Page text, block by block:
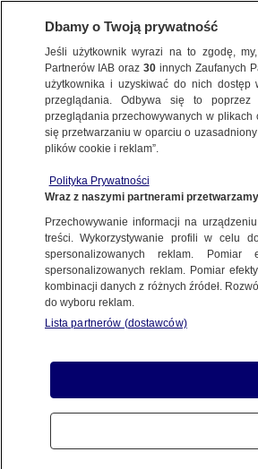
BIZNES
Z KRAJU
6.03.2013, 12:48
Udostępnij
Dbamy o Twoją prywatność
Jeśli użytkownik wyrazi na to zgodę,
Partnerów IAB oraz30 innych Zaufanych
użytkownika i uzyskiwać do nich dostęp
przeglądania. Odbywa się to poprzez
przeglądania przechowywanych w
się przetwarzaniu w oparciu o
plików cookie i reklam”.
Polityka Prywatności
Wraz z naszymi partnerami
Przechowywanie informacji na
treści. Wykorzystywanie profili w celu
spersonalizowanych reklam.
spersonalizowanych reklam. Pomiar
kombinacji danych z różnych źródeł.
do wyboru reklam.
Lista partnerów (dostawców)